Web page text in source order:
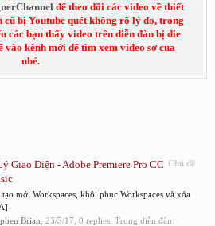
để theo dõi các video về thiết
cũ bị Youtube quét không rõ lý do, trong
các bạn thấy video trên diễn đàn bị die
vào kênh mới để tìm xem video sơ cua
nhé.
Chủ đề
Giao Diện - Adobe Premiere Pro CC
mới Workspaces, khôi phục Workspaces và xóa
Brian 23/5/17 , 0 replies, Trong diễn đàn: